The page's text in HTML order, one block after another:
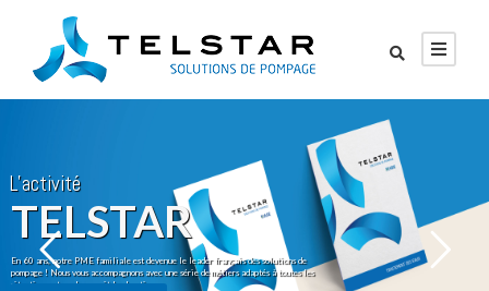
L’activité
TELSTAR
En 60 ans, notre PME familiale est devenue le leader français des solutions de
pompage ! Nous vous accompagnons avec une série de métiers adaptés à toutes les
situations, et quel que soit le chantier